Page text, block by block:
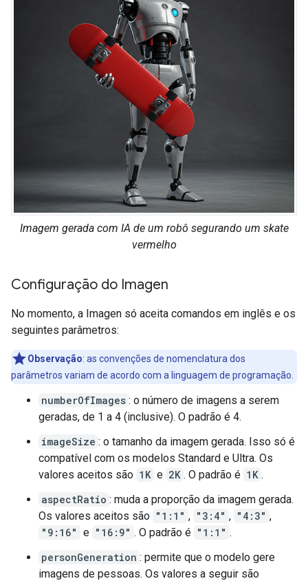
Imagem gerada com IA de um robô segurando um skate
vermelho
Configuração do Imagen
No momento, a Imagen só aceita comandos em inglês e os
seguintes parâmetros:
Observação: as convenções de nomenclatura dos
parâmetros variam de acordo com a linguagem de programação.
numberOfImages : o número de imagens a serem
geradas, de 1 a 4 (inclusive). O padrão é 4.
imageSize : o tamanho da imagem gerada. Isso só é
compatível com os modelos Standard e Ultra. Os
valores aceitos são 1K e 2K . O padrão é 1K .
aspectRatio : muda a proporção da imagem gerada.
Os valores aceitos são "1:1" , "3:4" , "4:3" ,
"9:16" e "16:9" . O padrão é "1:1" .
personGeneration : permite que o modelo gere
imagens de pessoas. Os valores a seguir são